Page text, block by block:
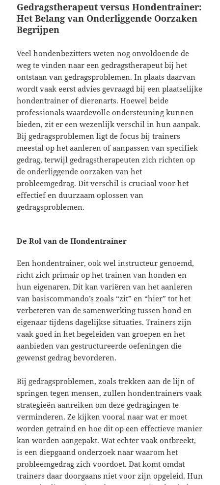
Gedragstherapeut versus Hondentrainer:
Het Belang van Onderliggende Oorzaken
Begrijpen
Veel hondenbezitters weten nog onvoldoende de
weg te vinden naar een gedragstherapeut bij het
ontstaan van gedragsproblemen. In plaats daarvan
wordt vaak eerst advies gevraagd bij een plaatselijke
hondentrainer of dierenarts. Hoewel beide
professionals waardevolle ondersteuning kunnen
bieden, zit er een wezenlijk verschil in hun aanpak.
Bij gedragsproblemen ligt de focus bij trainers
meestal op het aanleren of aanpassen van specifiek
gedrag, terwijl gedragstherapeuten zich richten op
de onderliggende oorzaken van het
probleemgedrag. Dit verschil is cruciaal voor het
effectief en duurzaam oplossen van
gedragsproblemen.
De Rol van de Hondentrainer
Een hondentrainer, ook wel instructeur genoemd,
richt zich primair op het trainen van honden en
hun eigenaren. Dit kan variëren van het aanleren
van basiscommando’s zoals “zit” en “hier” tot het
verbeteren van de samenwerking tussen hond en
eigenaar tijdens dagelijkse situaties. Trainers zijn
vaak goed in het begeleiden van groepen en het
aanbieden van gestructureerde oefeningen die
gewenst gedrag bevorderen.
Bij gedragsproblemen, zoals trekken aan de lijn of
springen tegen mensen, zullen hondentrainers vaak
strategieën aanreiken om deze gedragingen te
verminderen. Ze kijken vooral naar wat er moet
worden getraind en hoe dit op een effectieve manier
kan worden aangepakt. Wat echter vaak ontbreekt,
is een diepgaand onderzoek naar waarom het
probleemgedrag zich voordoet. Dat komt omdat
trainers daar doorgaans niet voor zijn opgeleid. Hun